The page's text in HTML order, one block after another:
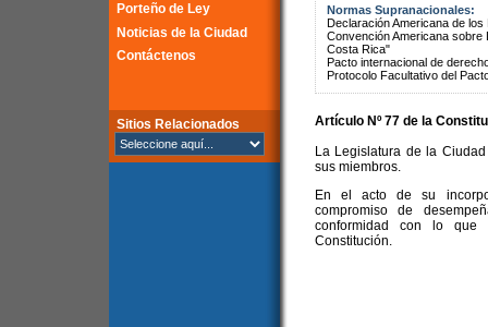
Porteño de Ley
Noticias de la Ciudad
Contáctenos
Sitios Relacionados
Normas Supranacionales:
Declaración Americana de
Convención Americana
Costa Rica"
Pacto internacional de
Protocolo Facultativo del
Artículo Nº 77 de la
La Legislatura de la
sus miembros.
En el acto de su
compromiso de
conformidad con lo que
Constitución.